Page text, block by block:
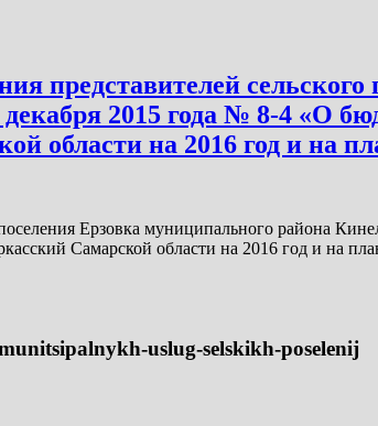
представителей
2015 года № 8-4 «О
области на 2016 год и на
Ерзовка муниципального района
Самарской области на 2016 год и на
uslug-selskikh-poselenij